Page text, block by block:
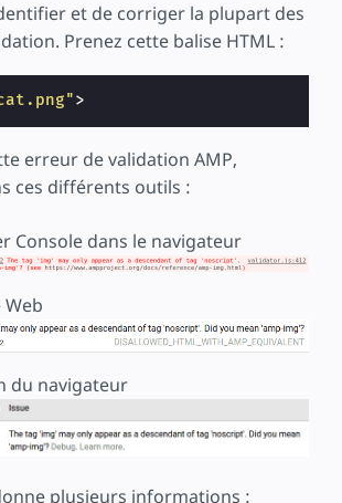
et de corriger la plupart des
Prenez cette balise HTML :
>
erreur de validation AMP,
ces différents outils :
Console dans le navigateur
du navigateur
plusieurs informations :